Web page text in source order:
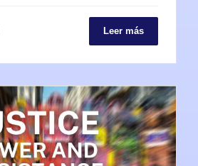
Leer más